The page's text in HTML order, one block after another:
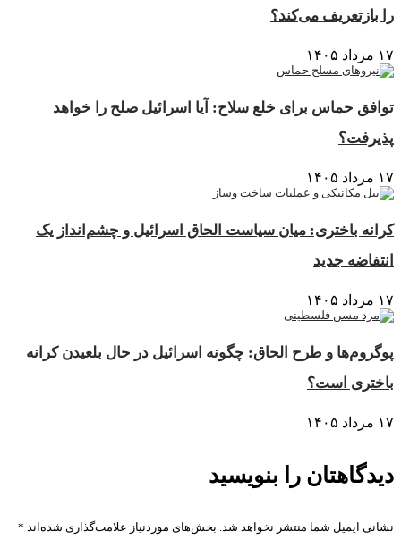
بازتعریف می‌کند؟
۱۴۰۵
حماس برای خلع سلاح: آیا اسرائیل صلح را خواهد
۱۴۰۵
باختری: میان سیاست الحاق اسرائیل و چشم‌انداز یک
جدید
۱۴۰۵
و طرح الحاق: چگونه اسرائیل در حال بلعیدن کرانه
است؟
۱۴۰۵
را بنویسید
ایمیل شما منتشر نخواهد شد. بخش‌های موردنیاز علامت‌گذاری شده‌اند*